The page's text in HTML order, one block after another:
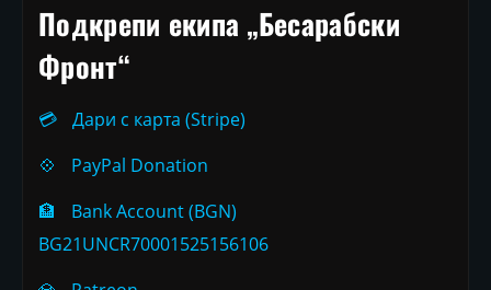
Подкрепи екипа „Бесарабски
Фронт“
💳
Дари с карта (Stripe)
💠
PayPal Donation
🏦
Bank Account (BGN)
BG21UNCR70001525156106